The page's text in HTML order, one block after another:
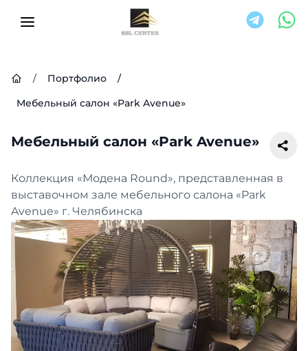
/ Портфолио
/
Мебельный салон «Park Avenue»
Мебельный салон «Park Avenue»
Коллекция «Модена Round», представленная в
выставочном зале мебельного салона «Park
Avenue» г. Челябинска